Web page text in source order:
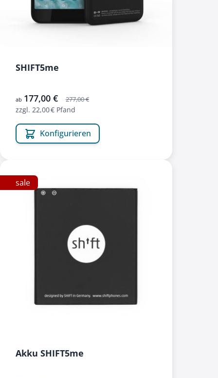
SHIFT5me
ab 177,00 € 277,00 €
zzgl. 22,00 € Pfand
Konfigurieren
sale
Akku SHIFT5me